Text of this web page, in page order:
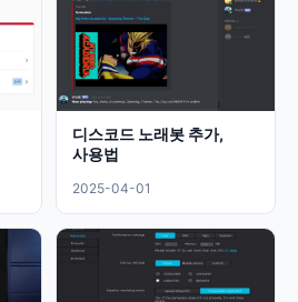
디스코드 노래봇 추가,
사용법
2025-04-01